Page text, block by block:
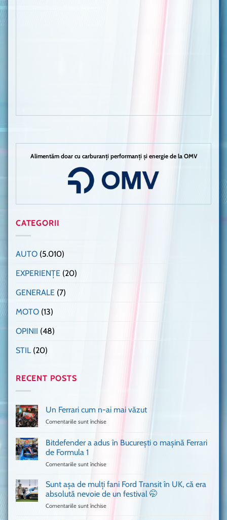
Alimentăm doar cu carburanți performanți și energie de la OMV
CATEGORII
AUTO (5.010)
EXPERIENȚE (20)
GENERALE (7)
MOTO (13)
OPINII (48)
STIL (20)
RECENT POSTS
Un Ferrari cum n-ai mai văzut
Comentariile sunt închise
Ferrari
cum
văzut
Bitdefender a adus în București o mașină Ferrari
de Formula 1
Comentariile sunt închise
a
adus
în
Sunt așa de mulți fani Ford Transit în UK, că era
absolută nevoie de un festival 🤭
Comentariile sunt închise